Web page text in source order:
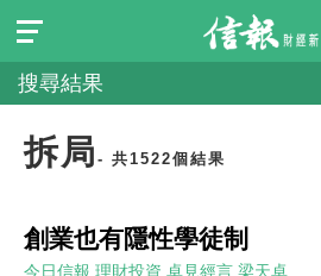
搜尋結果
拆局 - 共1522個結果
創業也有隱性學徒制
今日信報 理財投資 卓見經言 梁天卓